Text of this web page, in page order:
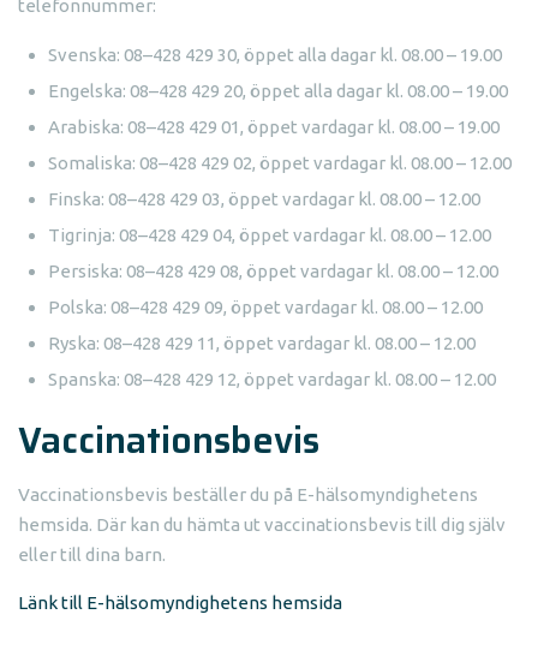
telefonnummer:
Svenska: 08–428 429 30, öppet alla dagar kl. 08.00 – 19.00
Engelska: 08–428 429 20, öppet alla dagar kl. 08.00 – 19.00
Arabiska: 08–428 429 01, öppet vardagar kl. 08.00 – 19.00
Somaliska: 08–428 429 02, öppet vardagar kl. 08.00 – 12.00
Finska: 08–428 429 03, öppet vardagar kl. 08.00 – 12.00
Tigrinja: 08–428 429 04, öppet vardagar kl. 08.00 – 12.00
Persiska: 08–428 429 08, öppet vardagar kl. 08.00 – 12.00
Polska: 08–428 429 09, öppet vardagar kl. 08.00 – 12.00
Ryska: 08–428 429 11, öppet vardagar kl. 08.00 – 12.00
Spanska: 08–428 429 12, öppet vardagar kl. 08.00 – 12.00
Vaccinationsbevis
Vaccinationsbevis beställer du på E-hälsomyndighetens
hemsida. Där kan du hämta ut vaccinationsbevis till dig själv
eller till dina barn.
Länk till E-hälsomyndighetens hemsida